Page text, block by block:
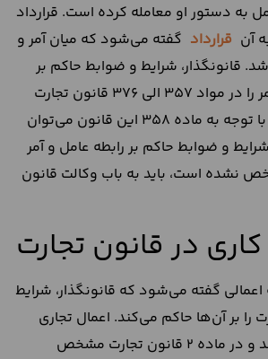
به دستور او معامله کرده است. قرارداد
آن قرارداد گفته می‌شود که میان آمر و
قانونگذار، شرایط و ضوابط حاکم بر
رابطه میان عامل و آمر را در مواد 357 الی 376 قانون تجارت
مشخص کرده است. با توجه به ماده 358 این قانون می‌توان
و ضوابط حاکم بر رابطه عامل و آمر
نشده است، باید به باب وکالت قانون
در قانون تجارت
اعمالی گفته می‌شود که قانونگذار، شرایط
را بر آن‌ها حاکم می‌کند. اعمال تجاری
ذاتی، 10 مورد هستند و در ماده 2 قانون تجارت مشخص